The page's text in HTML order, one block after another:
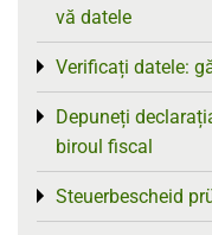
vă datele
Verificați datele:
Toggle menu
Depuneți
biroul fiscal
Toggle menu
Steuerbescheid
Toggle menu